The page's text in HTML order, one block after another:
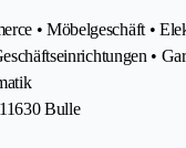
• Möbelgeschäft •
•
1630 Bulle